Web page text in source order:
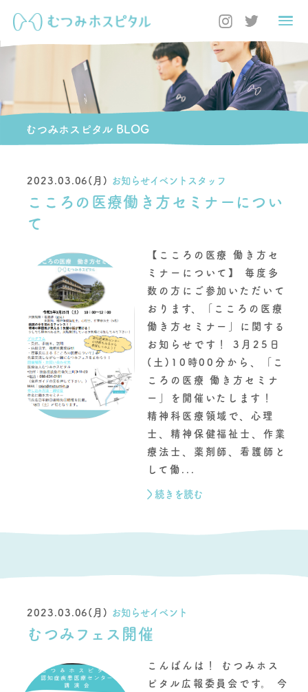
むつみホスピタル BLOG
2023.03.06(月) お知らせイベントスタッフ
こころの医療働き方セミナーについ
て
【こころの医療 働き方セ
ミナーについて】 毎度多
数の方にご参加いただいて
おります、「こころの医療
働き方セミナー」に関する
お知らせです！ 3月25日
(土)10時00分から、「こ
ころの医療 働き方セミナ
ー」を開催いたします！
精神科医療領域で、心理
士、精神保健福祉士、作業
療法士、薬剤師、看護師と
して働...
続きを読む
2023.03.06(月) お知らせイベント
むつみフェス開催
こんばんは！ むつみホス
ピタル広報委員会です。 今